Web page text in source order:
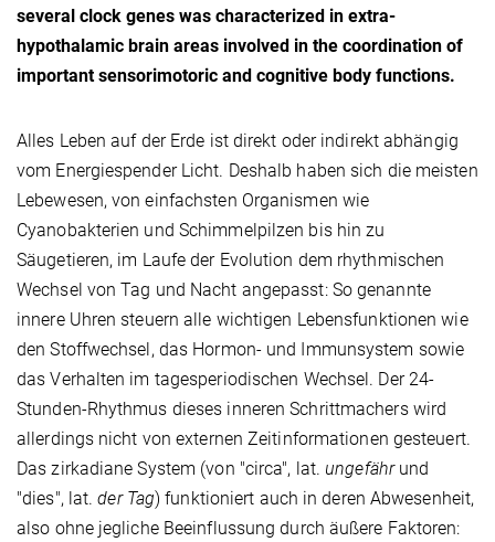
several clock genes was characterized in extra-
hypothalamic brain areas involved in the coordination of
important sensorimotoric and cognitive body functions.
Alles Leben auf der Erde ist direkt oder indirekt abhängig
vom Energiespender Licht. Deshalb haben sich die meisten
Lebewesen, von einfachsten Organismen wie
Cyanobakterien und Schimmelpilzen bis hin zu
Säugetieren, im Laufe der Evolution dem rhythmischen
Wechsel von Tag und Nacht angepasst: So genannte
innere Uhren steuern alle wichtigen Lebensfunktionen wie
den Stoffwechsel, das Hormon- und Immunsystem sowie
das Verhalten im tagesperiodischen Wechsel. Der 24-
Stunden-Rhythmus dieses inneren Schrittmachers wird
allerdings nicht von externen Zeitinformationen gesteuert.
Das zirkadiane System (von "circa", lat. ungefährund
"dies", lat.der Tag) funktioniert auch in deren Abwesenheit,
also ohne jegliche Beeinflussung durch äußere Faktoren: